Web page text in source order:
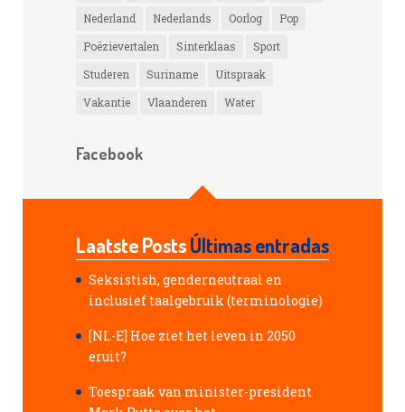
Nederland
Nederlands Oorlog
Pop
Poëzievertalen
Sinterklaas
Sport
Studeren
Suriname
Uitspraak
Vakantie
Vlaanderen Water
Facebook
Laatste PostsÚltimas entradas
Seksistish, genderneutraal en
inclusief taalgebruik (terminologie)
[NL-E] Hoe ziet het leven in 2050
eruit?
Toespraak van minister-president